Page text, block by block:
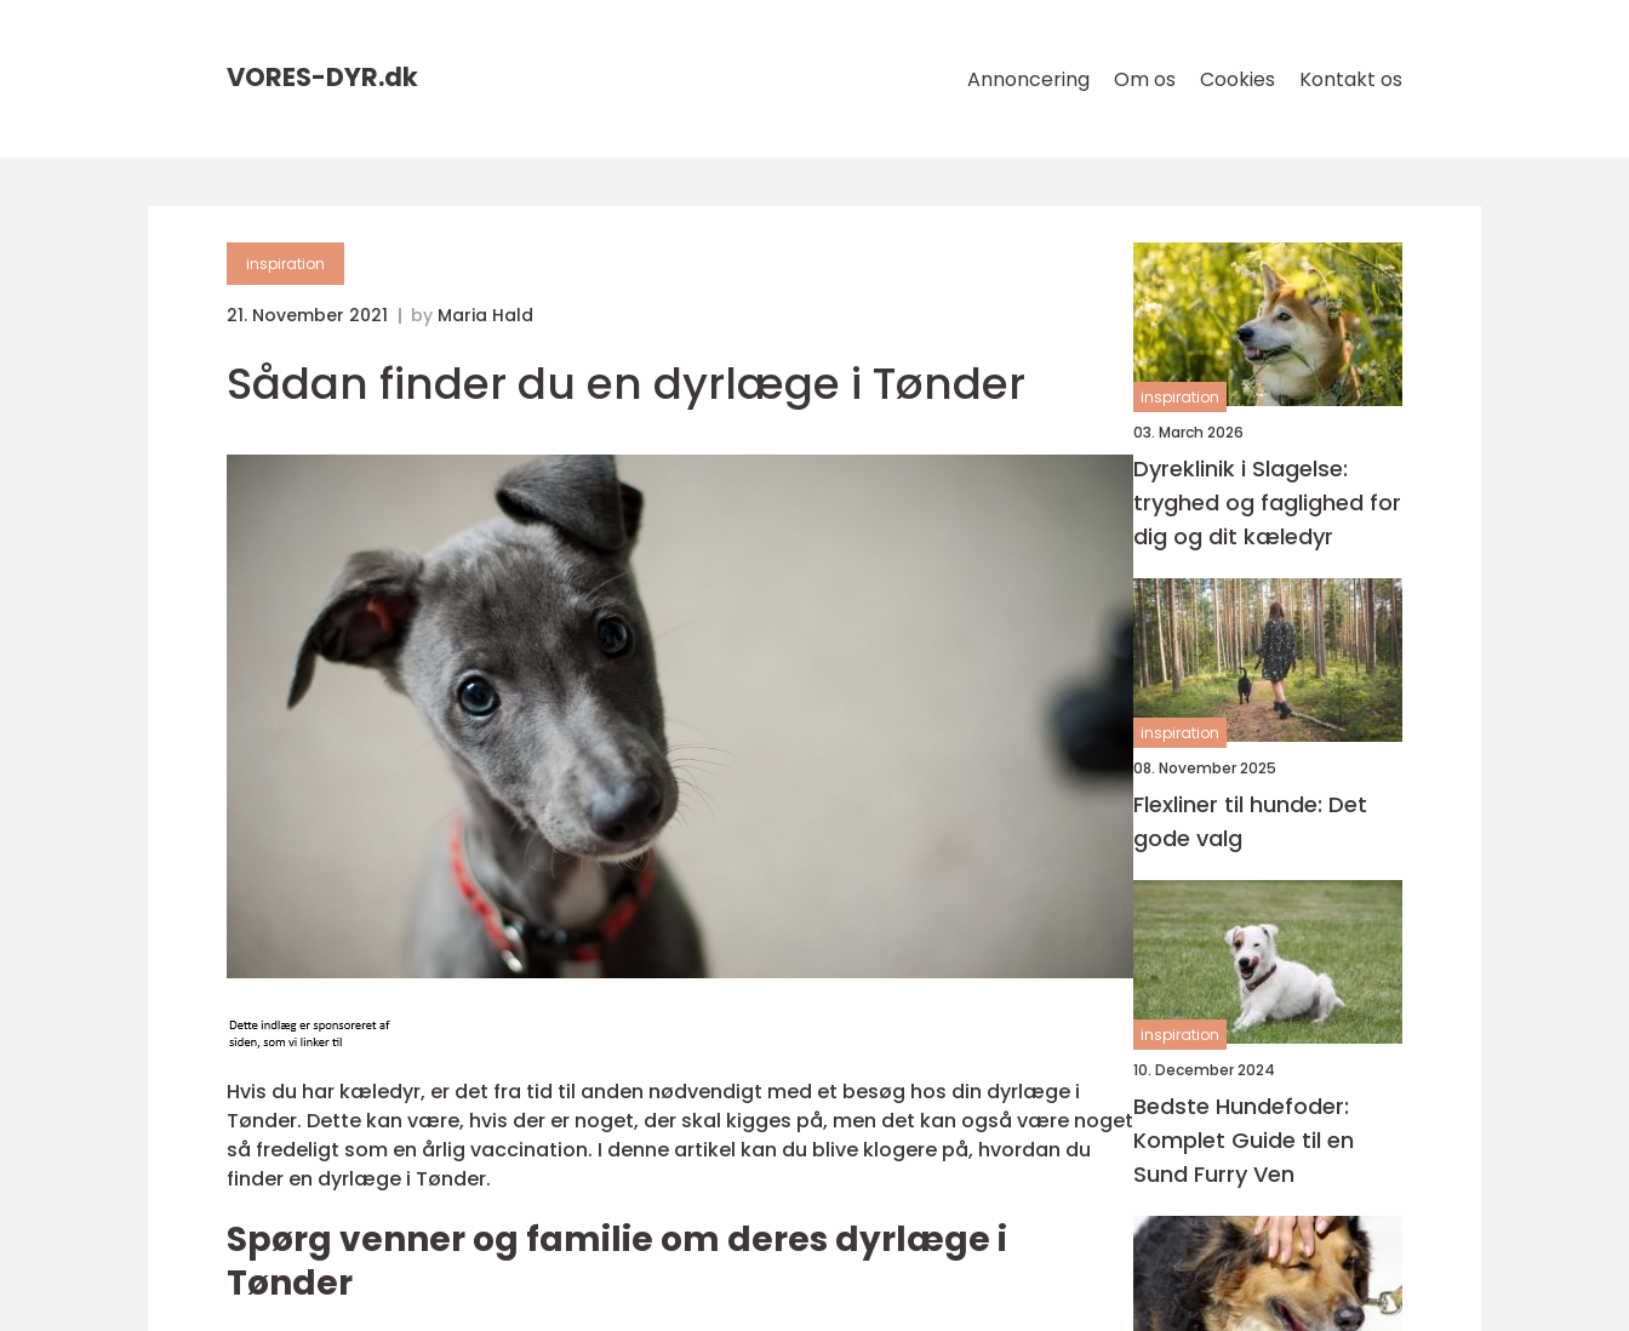
VORES-DYR.dk Annoncering Om os Cookies Kontakt os
inspiration
21. November 2021 by Maria Hald
Sådan finder du en dyrlæge i Tønder
Hvis du har kæledyr, er det fra tid til anden nødvendigt med et besøg hos din dyrlæge i
Tønder. Dette kan være, hvis der er noget, der skal kigges på, men det kan også være noget
så fredeligt som en årlig vaccination. I denne artikel kan du blive klogere på, hvordan du
finder en dyrlæge i Tønder.
Spørg venner og familie om deres dyrlæge i
Tønder
inspiration
03. March 2026
Dyreklinik i Slagelse:
tryghed og faglighed for
dig og dit kæledyr
inspiration
08. November 2025
Flexliner til hunde: Det
gode valg
inspiration
10. December 2024
Bedste Hundefoder:
Komplet Guide til en
Sund Furry Ven